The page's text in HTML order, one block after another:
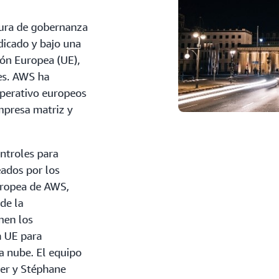
de gobernanza
y bajo una
Europea (UE),
AWS ha
europeos
matriz y
para
por los
de AWS,
la
los
para
nube. El equipo
y Stéphane